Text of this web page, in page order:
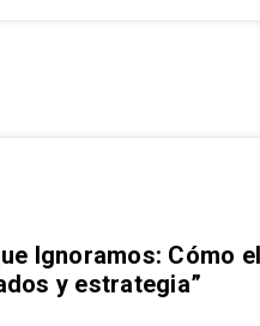
Ignoramos: Cómo
y estrategia”